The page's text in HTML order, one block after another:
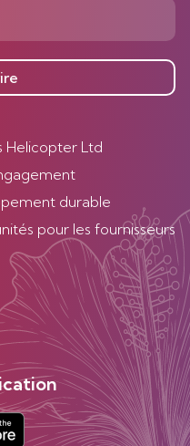
Helicopter Ltd
durable
pour les fournisseurs